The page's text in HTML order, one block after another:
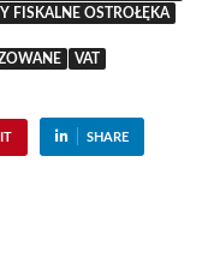
FISKALNE OSTROŁĘKA
VAT
SHARE